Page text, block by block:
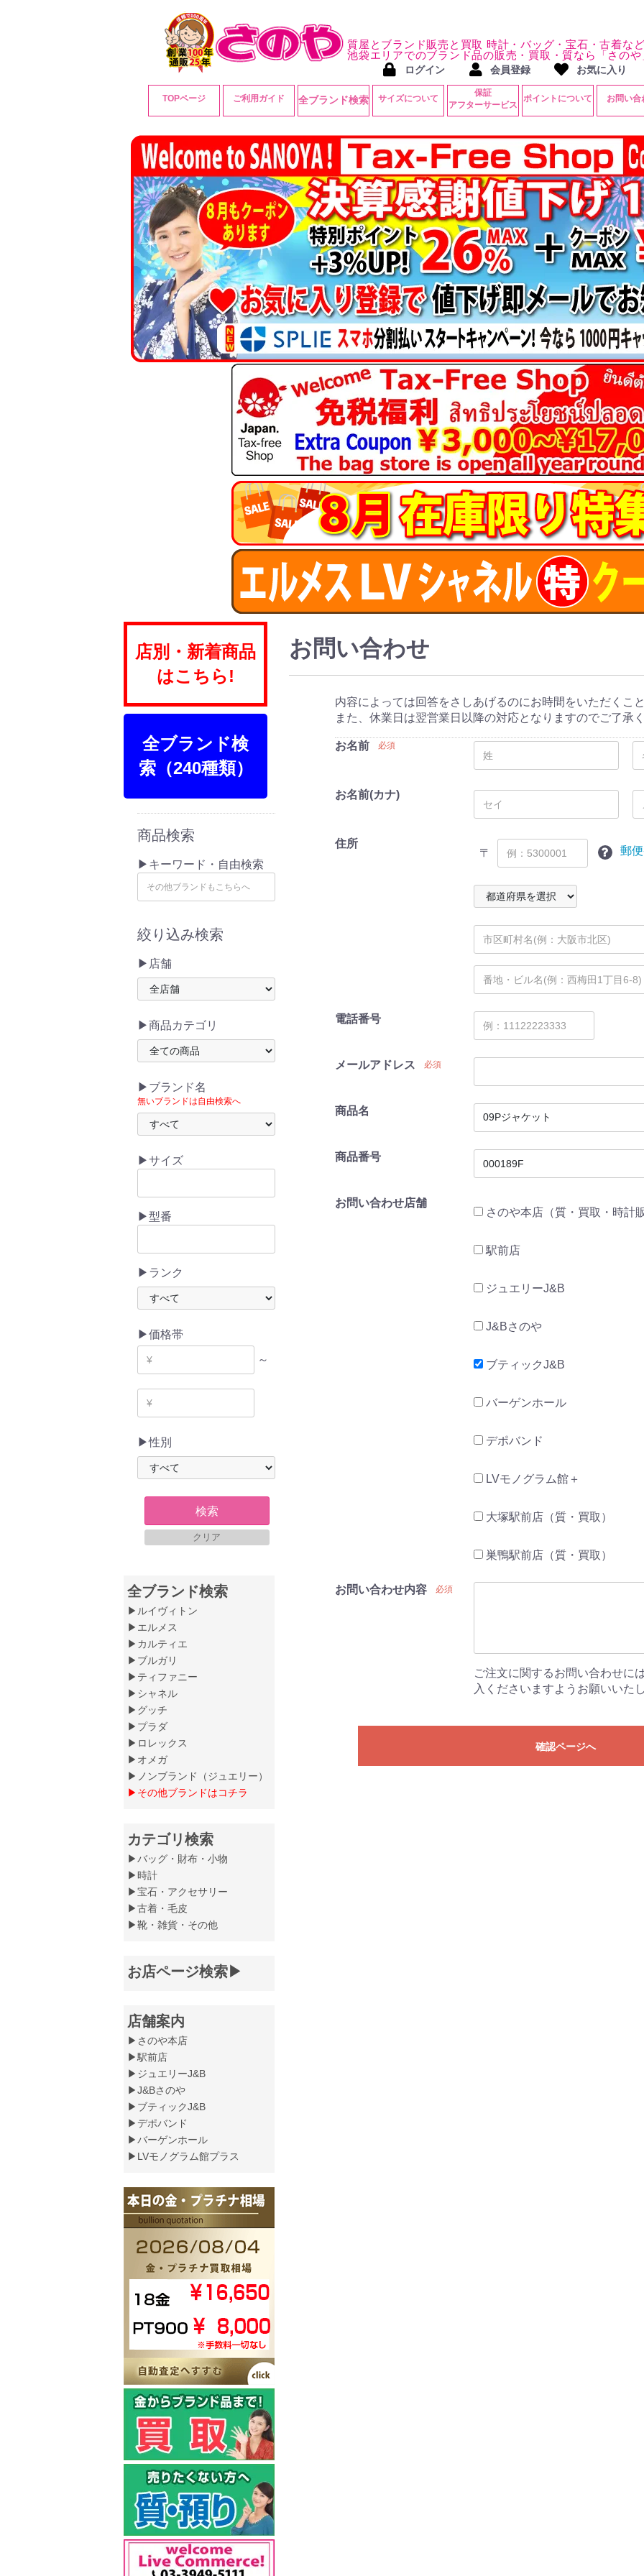
質屋とブランド販売と買取 時計・バッグ・宝石・古着な
池袋エリアでのブランド品の販売・買取・質なら「さの
ログイン 会員登録 お気に入り
TOPページ ご利用ガイド 全ブランド検索 サイズについて
保証
アフターサービス
ポイントについて お問い合
店別・新着商品
はこちら!
全ブランド検
索（240種類）
商品検索
▶キーワード・自由検索
絞り込み検索
▶店舗
▶商品カテゴリ
▶ブランド名
無いブランドは自由検索へ
▶サイズ
▶型番
▶ランク
▶価格帯
～
▶性別
検索
クリア
全ブランド検索
▶ルイヴィトン
▶エルメス
▶カルティエ
▶ブルガリ
▶ティファニー
▶シャネル
▶グッチ
▶プラダ
▶ロレックス
▶オメガ
▶ノンブランド（ジュエリー）
▶その他ブランドはコチラ
カテゴリ検索
▶バッグ・財布・小物
▶時計
▶宝石・アクセサリー
▶古着・毛皮
▶靴・雑貨・その他
お店ページ検索▶
店舗案内
▶さのや本店
▶駅前店
▶ジュエリーJ&B
▶J&Bさのや
▶ブティックJ&B
▶デポバンド
▶バーゲンホール
▶LVモノグラム館プラス
お問い合わせ
内容によっては回答をさしあげるのにお時間をいただくこ
また、休業日は翌営業日以降の対応となりますのでご了承
お名前 必須
お名前(カナ)
住所
〒 郵
電話番号
メールアドレス 必須
商品名
商品番号
お問い合わせ店舗
さのや本店（質・買取・時計
駅前店
ジュエリーJ&B
J&Bさのや
ブティックJ&B
バーゲンホール
デポバンド
LVモノグラム館＋
大塚駅前店（質・買取）
巣鴨駅前店（質・買取）
お問い合わせ内容 必須
ご注文に関するお問い合わせに
入くださいますようお願いいた
確認ページへ